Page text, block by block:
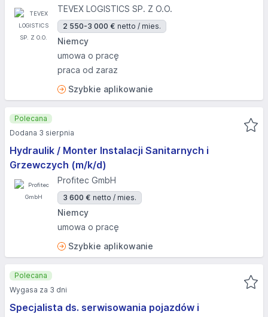
TEVEX LOGISTICS SP. Z O.O.
2 550-3 000 € netto / mies.
Niemcy
umowa o pracę
praca od zaraz
Szybkie aplikowanie
Hydraulik / Monter Instalacji Sanitarnych i
Grzewczych (m/k/d)
Profitec GmbH
3 600 € netto / mies.
Niemcy
umowa o pracę
Szybkie aplikowanie
Polecana
Dodana 3 sierpnia
Specjalista ds. serwisowania pojazdów i
Polecana
Wygasa za 3 dni